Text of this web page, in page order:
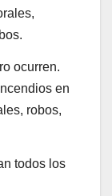
ocurren.
en
robos,
todos los